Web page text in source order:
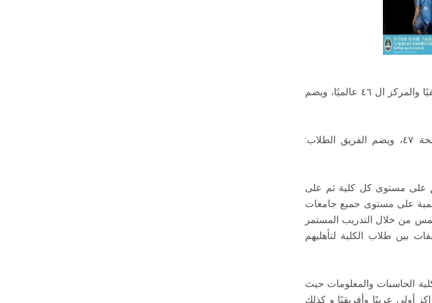
وقد تقدمت إدارة الجامعة بالتهنئة لفريق الطلاب الفائز بالمركز الأول عربيًا وأفريقيًا والمركز ال ٤٦ عالميًا، ويضم
كما تقدمت إدارة الجامعة بالتهنئة للفريق الفائز بالمركز ١٢١ عالميًا في النسخة ٤٧، ويضم الفريق الطلاب:
على مستوى كل كلية ثم على
على مستوى جميع جامعات
من خلال التدريب المستمر
بين طلاب الكلية لتأهليهم
الحاسبات والمعلومات حيث
عالمية بدورتيها ال ٤٦ و ال ٤٧ وأحرزوا مراكز أولى عربيًا وأفريقيًا و كذلك